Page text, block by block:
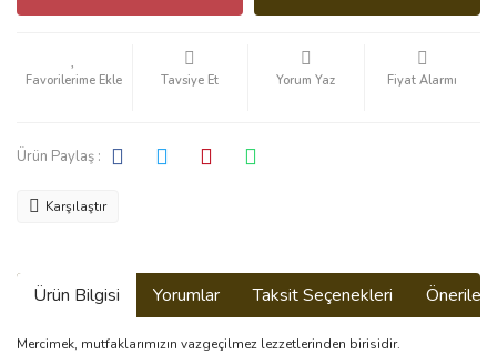
Tavsiye Et Yorum Yaz Fiyat Alarmı
Ürün Paylaş :
Karşılaştır
Ürün Bilgisi Yorumlar Taksit Seçenekleri
Mercimek, mutfaklarımızın vazgeçilmez lezzetlerinden birisidir.